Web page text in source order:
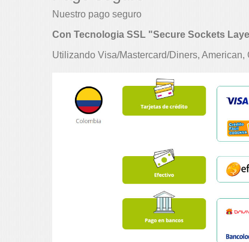
Nuestro pago seguro
Con Tecnologia SSL "Secure Sockets
Utilizando Visa/Mastercard/Diners,